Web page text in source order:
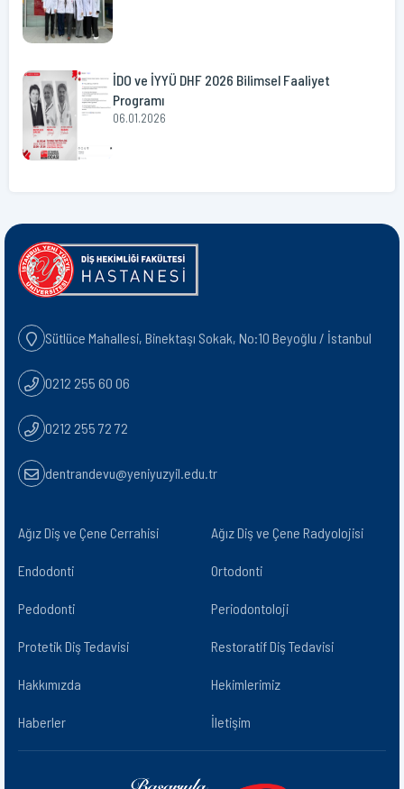
İDO ve İYYÜ DHF 2026 Bilimsel Faaliyet
Programı
06.01.2026
Sütlüce Mahallesi, Binektaşı Sokak, No:10 Beyoğlu / İstanbul
0212 255 60 06
0212 255 72 72
dentrandevu@yeniyuzyil.edu.tr
Ağız Diş ve Çene Cerrahisi Ağız Diş ve Çene Radyolojisi​
Endodonti Ortodonti
Pedodonti Periodontoloji
Protetik Diş Tedavisi Restoratif Diş Tedavisi
Hakkımızda Hekimlerimiz
Haberler İletişim